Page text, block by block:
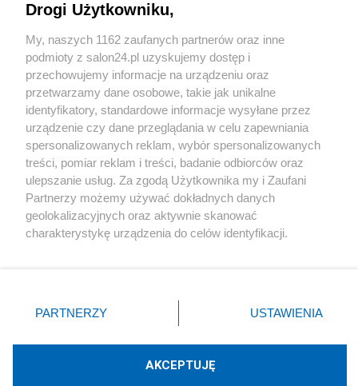
Sport
Społeczeństwo
Kultura
X Facebook Instagram Youtube
Drogi Użytkowniku,
My, naszych 1162 zaufanych partnerów oraz inne
podmioty z salon24.pl uzyskujemy dostęp i
przechowujemy informacje na urządzeniu oraz
przetwarzamy dane osobowe, takie jak unikalne
identyfikatory, standardowe informacje wysyłane przez
urządzenie czy dane przeglądania w celu zapewniania
spersonalizowanych reklam, wybór spersonalizowanych
treści, pomiar reklam i treści, badanie odbiorców oraz
ulepszanie usług. Za zgodą Użytkownika my i Zaufani
Partnerzy możemy używać dokładnych danych
geolokalizacyjnych oraz aktywnie skanować
charakterystykę urządzenia do celów identyfikacji.
zmienić/wycofać klikając przycisk ustawień prywatności
znajdujący się w lewym dolnym rogu strony
rodzaje przetwarzania danych nie wymagają zgody
użytkownika, ale masz prawo sprzeciwić się takiemu
PARTNERZY USTAWIENIA
AKCEPTUJĘ